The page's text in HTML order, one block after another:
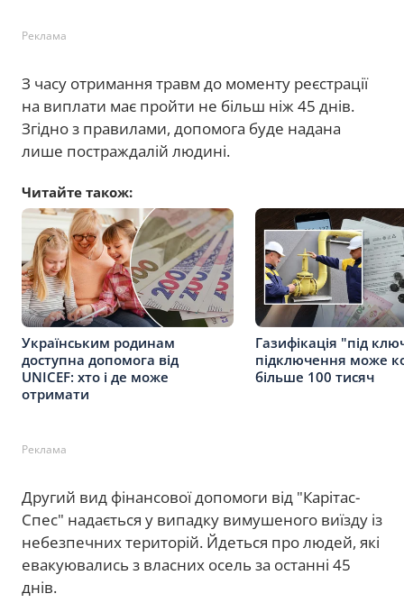
Реклама
З часу отримання травм до моменту реєстрації
на виплати має пройти не більш ніж 45 днів.
Згідно з правилами, допомога буде надана
лише постраждалій людині.
Читайте також:
Українським родинам
доступна допомога від
UNICEF: хто і де може
отримати
Газифікація "під
підключення може
більше 100 тисяч
Реклама
Другий вид фінансової допомоги від "Карітас-
Спес" надається у випадку вимушеного виїзду із
небезпечних територій. Йдеться про людей, які
евакуювались з власних осель за останні 45
днів.